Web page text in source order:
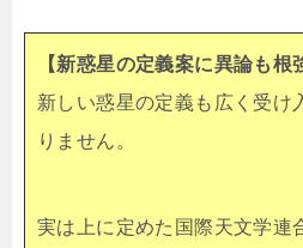
【新惑星の定義案に異論も根
新しい惑星の定義も広く受け
りません。
実は上に定めた国際天文学連